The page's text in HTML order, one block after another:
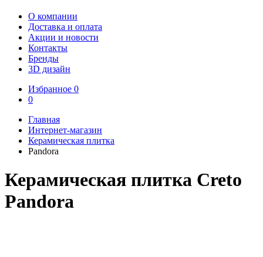
О компании
Доставка и оплата
Акции и новости
Контакты
Бренды
3D дизайн
Избранное 0
0
Главная
Интернет-магазин
Керамическая плитка
Pandora
Керамическая плитка Creto
Pandora